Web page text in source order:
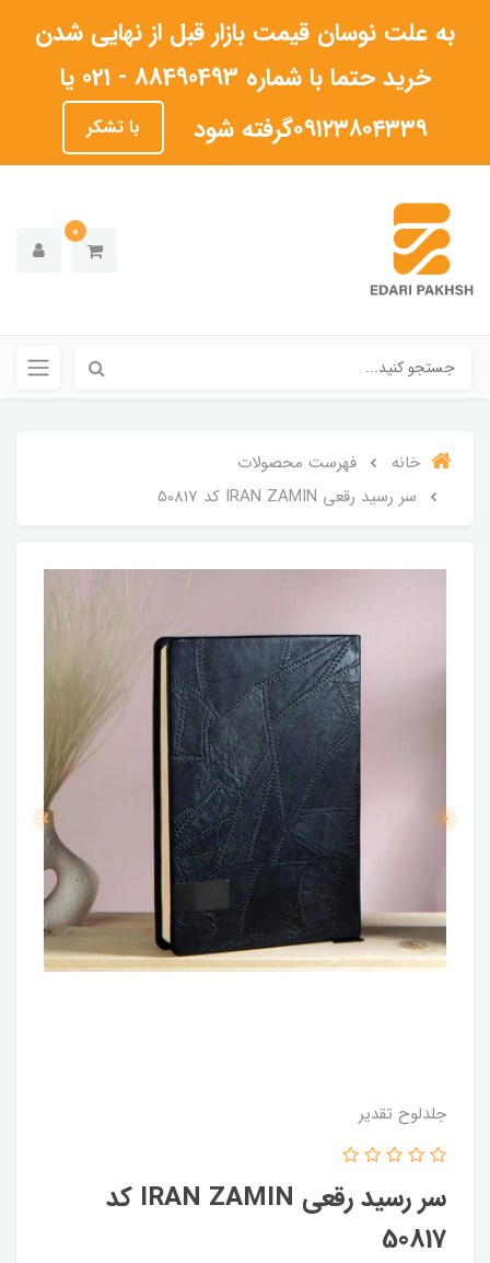
به علت نوسان قیمت بازار قبل از نهایی شدن
خرید حتما با شماره 88490493 - 021 یا
۰۹۱۲۳۸۰۴۳۳۹گرفته شود
با تشکر
0
خانه
فهرست محصولات
سر رسید رقعی IRAN ZAMIN کد 50817
جلدلوح تقدیر
سر رسید رقعی IRAN ZAMIN کد
50817